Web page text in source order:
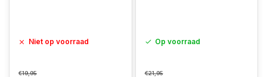
Niet op voorraad
€19,95
Op voorraad
€21,95